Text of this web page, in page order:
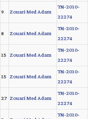
TN-2010-
22274
Zouari Med Adam
9
TN-2010-
22274
Zouari Med Adam
8
TN-2010-
22274
Zouari Med Adam
15
TN-2010-
22274
Zouari Med Adam
15
TN-2010-
22274
Zouari Med Adam
27
TN-2010-